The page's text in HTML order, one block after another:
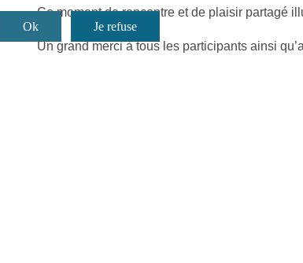
Ce moment de rencontre et de plaisir partagé
Un grand merci à tous les participants ainsi
Ok Je refuse